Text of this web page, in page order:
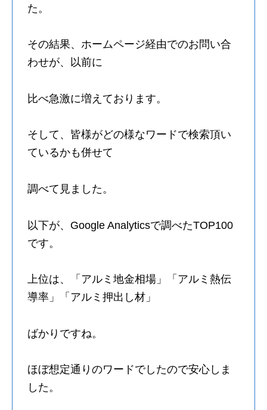
た。
その結果、ホームページ経由でのお問い合
わせが、以前に
比べ急激に増えております。
そして、皆様がどの様なワードで検索頂い
ているかも併せて
調べて見ました。
以下が、Google Analyticsで調べたTOP100
です。
上位は、「アルミ地金相場」「アルミ熱伝
導率」「アルミ押出し材」
ばかりですね。
ほぼ想定通りのワードでしたので安心しま
した。